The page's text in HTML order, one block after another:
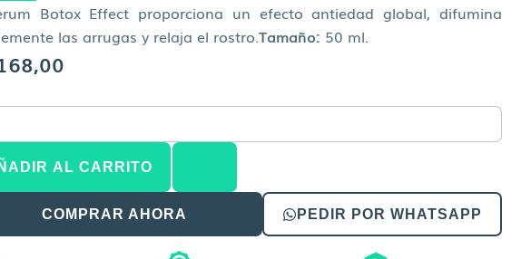
Botox Effect proporciona un efecto antiedad global, difumina
las arrugas y relaja el rostro.Tamaño: 50 ml.
AL CARRITO
COMPRAR AHORA PEDIR POR WHATSAPP